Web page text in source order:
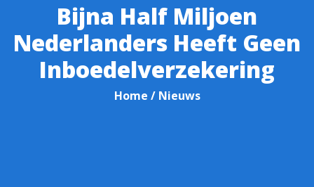
Bijna Half Miljoen
Nederlanders Heeft Geen
Inboedelverzekering
Home / Nieuws